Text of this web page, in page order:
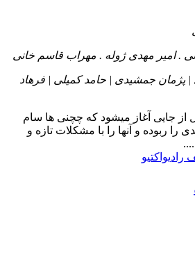
. امیر مهدی ژوله . مهراب قاسم خانی
پژمان جمشیدی | حامد کمیلی | فرهاد
از جایی آغاز میشود که چچنی ها سام
ربوده و آنها را با مشکلات تازه و